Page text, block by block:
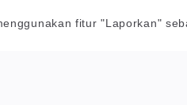
fitur "Laporkan"